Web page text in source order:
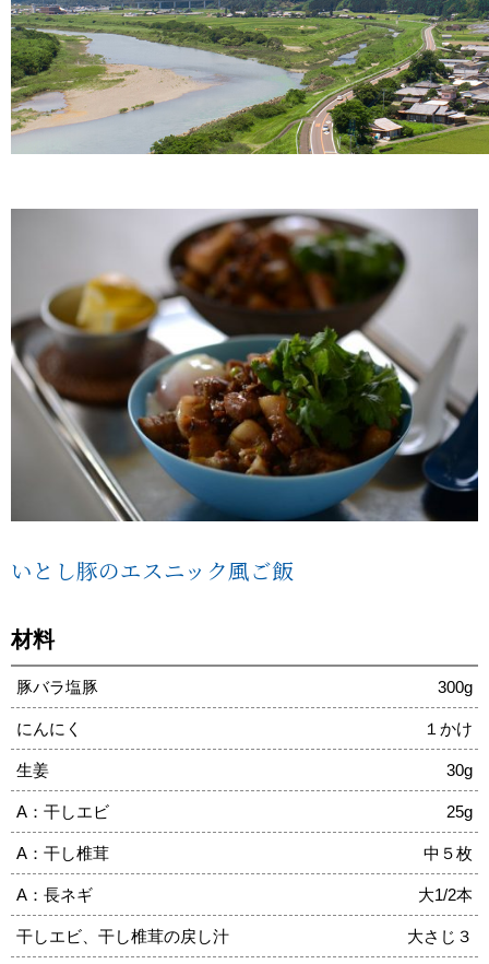
いとし豚のエスニック風ご飯
材料
豚バラ塩豚 300g
にんにく １かけ
生姜 30g
A：干しエビ 25g
A：干し椎茸 中５枚
A：長ネギ 大1/2本
干しエビ、干し椎茸の戻し汁 大さじ３